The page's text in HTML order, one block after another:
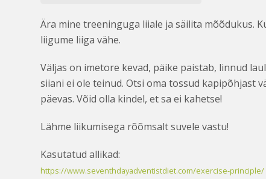
Ära mine treeninguga liiale ja säilita mõõdukus.
liigume liiga vähe.
Väljas on imetore kevad, päike paistab, linnud
siiani ei ole teinud. Otsi oma tossud kapipõhjast
päevas. Võid olla kindel, et sa ei kahetse!
Lähme liikumisega rõõmsalt suvele vastu!
Kasutatud allikad:
https://www.seventhdayadventistdiet.com/exercise-principle/